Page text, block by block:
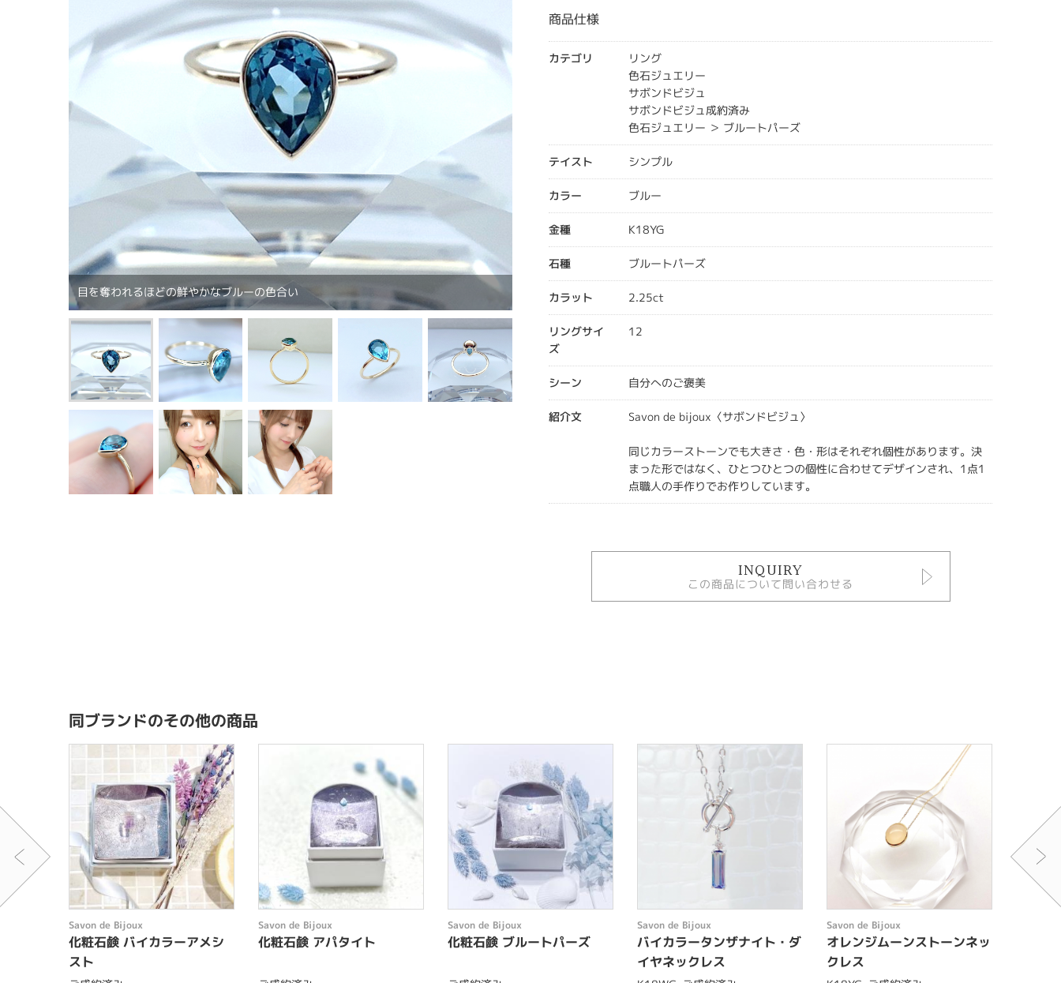
目を奪われるほどの鮮やかなブルーの色合い
商品仕様
カテゴリ
リング
色石ジュエリー
サボンドビジュ
サボンドビジュ成約済み
色石ジュエリー ＞ ブルートパーズ
テイスト シンプル
カラー ブルー
金種 K18YG
石種 ブルートパーズ
カラット 2.25ct
リングサイ
ズ
12
シーン 自分へのご褒美
紹介文 Savon de bijoux〈サボンドビジュ〉
同じカラーストーンでも大きさ・色・形はそれぞれ個性があります。決
まった形ではなく、ひとつひとつの個性に合わせてデザインされ、1点1
点職人の手作りでお作りしています。
INQUIRY
この商品について問い合わせる
同ブランドのその他の商品
Savon de Bijoux
化粧石鹸 バイカラーアメシ
スト
Savon de Bijoux
化粧石鹸 アパタイト
Savon de Bijoux
化粧石鹸 ブルートパーズ
Savon de Bijoux
バイカラータンザナイト・ダ
イヤネックレス
Savon de Bijoux
オレンジムーンストーンネッ
クレス